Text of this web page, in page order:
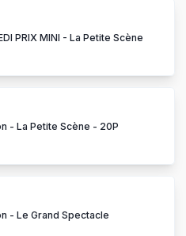
PRIX MINI - La Petite Scène
- La Petite Scène - 20P
- Le Grand Spectacle